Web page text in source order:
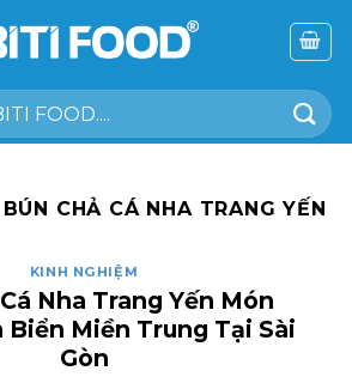
BÚN CHẢ CÁ NHA TRANG YẾN
KINH NGHIỆM
Nha Trang Yến Món
Biển Miền Trung Tại Sài
Gòn